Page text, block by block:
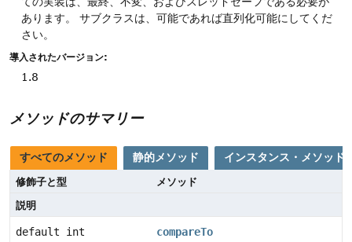
あります。
サブクラスは、可能であれば直列化可能にしてくだ
さい。
導入されたバージョン:
1.8
メソッドのサマリー
すべてのメソッド 静的メソッド インスタンス・メソッド
修飾子と型
メソッド
説明
default int
compareTo